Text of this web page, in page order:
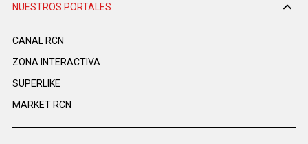
NUESTROS PORTALES
CANAL RCN
ZONA INTERACTIVA
SUPERLIKE
MARKET RCN